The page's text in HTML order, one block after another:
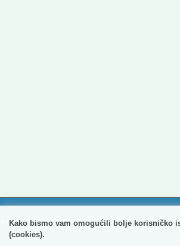
Grada Zagreba. Sva prava pridržana.
Kako bismo vam omogućili bolje korisničko
(cookies).